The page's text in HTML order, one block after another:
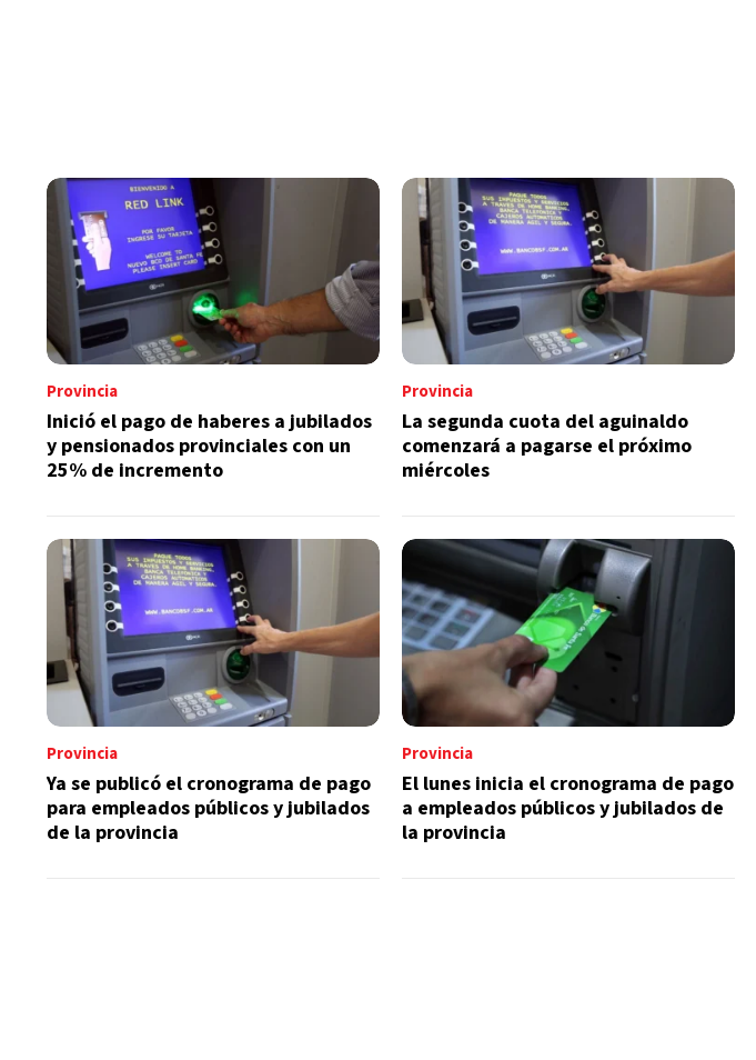
Provincia
Inició el pago de haberes a jubilados
y pensionados provinciales con un
25% de incremento
Provincia
La segunda cuota del aguinaldo
comenzará a pagarse el próximo
miércoles
Provincia
Ya se publicó el cronograma de pago
para empleados públicos y jubilados
de la provincia
Provincia
El lunes inicia el cronograma de pago
a empleados públicos y jubilados de
la provincia